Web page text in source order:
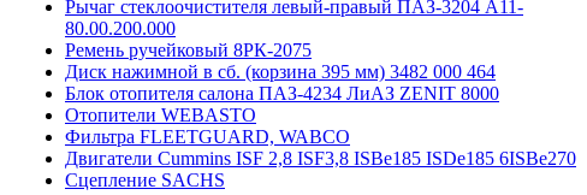
Рычаг стеклоочистителя левый-правый ПАЗ-3204 А11-
80.00.200.000
Ремень ручейковый 8РК-2075
Диск нажимной в сб. (корзина 395 мм) 3482 000 464
Блок отопителя салона ПАЗ-4234 ЛиАЗ ZENIT 8000
Отопители WEBASTO
Фильтра FLEETGUARD, WABCO
Двигатели Cummins ISF 2,8 ISF3,8 ISBe185 ISDe185 6ISBe270
Сцепление SACHS